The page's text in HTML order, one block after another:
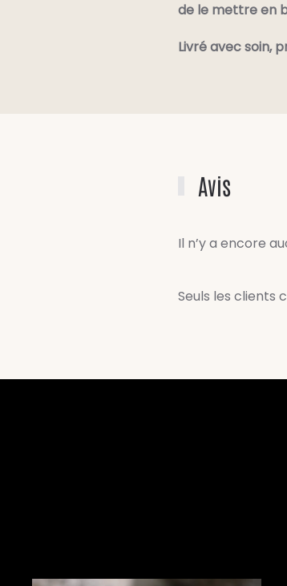
de le mettre en
Livré avec soin,
Avis
Il n’y a encore
Seuls les clients